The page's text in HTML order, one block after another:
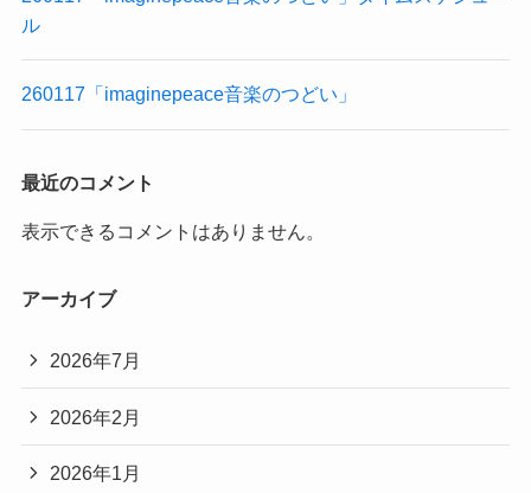
ル
260117「imaginepeace音楽のつどい」
最近のコメント
表示できるコメントはありません。
アーカイブ
2026年7月
2026年2月
2026年1月